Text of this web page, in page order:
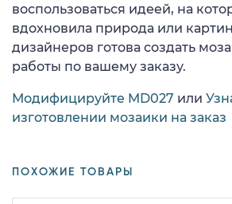
воспользоваться идеей, на
вдохновила природа или
дизайнеров готова создать
работы по вашему заказу.
Модифицируйте MD027 или
изготовлении мозаики на заказ
ПОХОЖИЕ ТОВАРЫ